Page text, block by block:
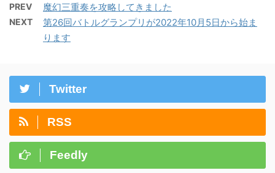
PREV 魔幻三重奏を攻略してきました
NEXT
第26回バトルグランプリが2022年10月5日から始ま
ります
Twitter
RSS
Feedly